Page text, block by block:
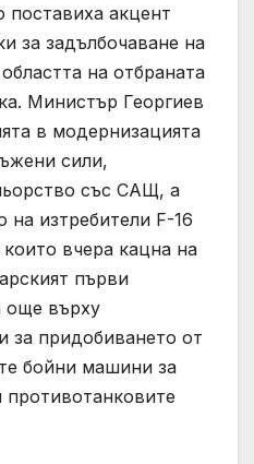
акцент
за задълбочаване на
на отбраната
Министър Георгиев
в модернизацията
сили,
със САЩ, а
на изтребители F-16
вчера кацна на
първи
още върху
за придобиването от
бойни машини за
противотанковите